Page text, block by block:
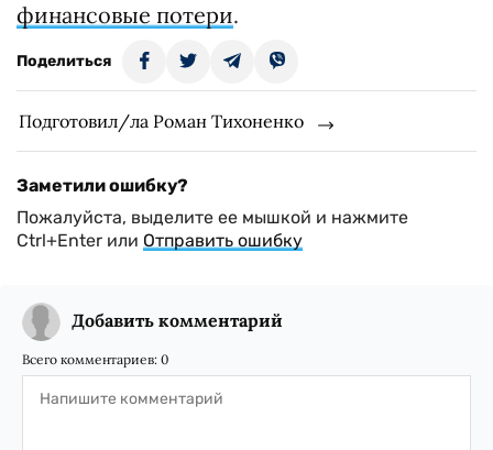
финансовые потери.
Поделиться
Подготовил/ла Роман Тихоненко
Заметили ошибку?
Пожалуйста, выделите ее мышкой и нажмите
Ctrl+Enter или Отправить ошибку
Добавить комментарий
Всего комментариев: 0